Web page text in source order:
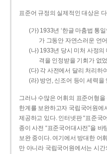
표준어 규정의 실제적인 대상은
(가) 1933년 ‘한글 마춤법 통
가 그동안 자연스러운 언
(나) 1933년 당시 미처 사정
격을 인정받을 기회가 없
(다) 각 사전에서 달리 처리하
(라) 방언, 신조어 등이 세력을
그러나 수많은 어휘의 표준어형
한계를 보완하고자 국립국어원에
제공하고 있다. 인터넷판 “표준국
종이 사전 “표준국어대사전”을 바
보완 중이다. 여기에서 방대한 어
만 아니라 국립국어원에서는 시